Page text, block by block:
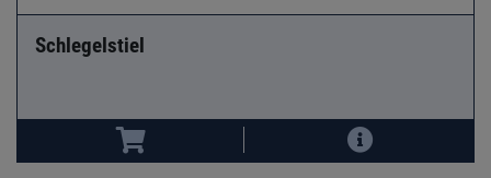
Schlegelstiel